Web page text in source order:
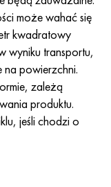
może wahać się
kwadratowy
wyniku transportu,
powierzchni.
zależą
produktu.
jeśli chodzi o